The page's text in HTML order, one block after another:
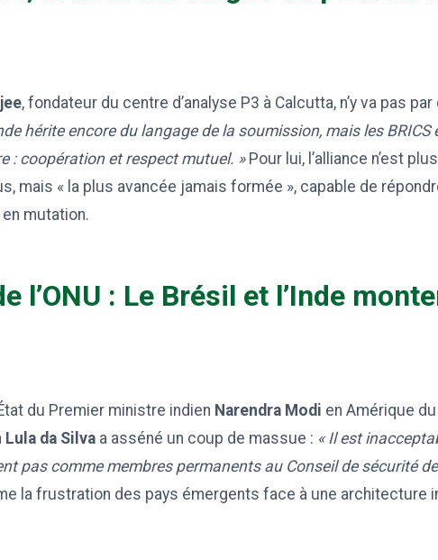
, fondateur du centre d’analyse P3 à Calcutta, n’y va pas
hérite encore du langage de la soumission, mais les BRICS
: coopération et respect mutuel. » Pour lui, l’alliance n’est
mais « la plus avancée jamais formée », capable de
en mutation.
l’ONU : Le Brésil et l’Inde
du Premier ministre indien Narendra Modi en Amérique du
Lula da Silva a asséné un coup de massue : « Il est
pas comme membres permanents au Conseil de sécurité de
la frustration des pays émergents face à une architecture